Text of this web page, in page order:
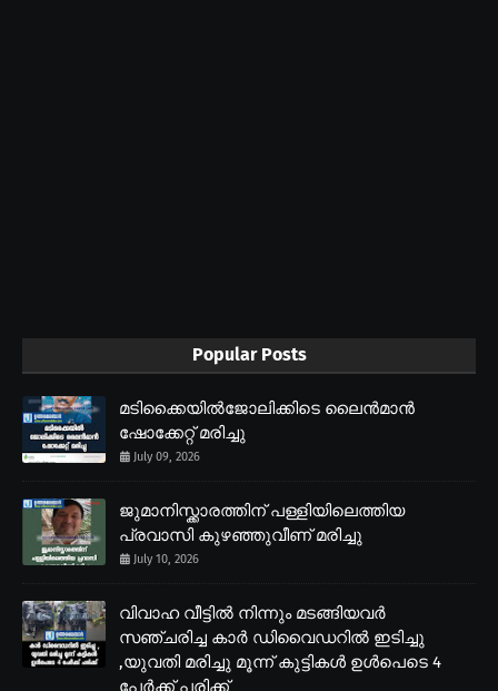
Popular Posts
മടിക്കൈയിൽജോലിക്കിടെ ലൈൻമാൻ
ഷോക്കേറ്റ് മരിച്ചു
July 09, 2026
ജുമാനിസ്ക്കാരത്തിന് പള്ളിയിലെത്തിയ
പ്രവാസി കുഴഞ്ഞുവീണ് മരിച്ചു
July 10, 2026
വിവാഹ വീട്ടിൽ നിന്നും മടങ്ങിയവർ
സഞ്ചരിച്ച കാർ ഡിവൈഡറിൽ ഇടിച്ചു
,യുവതി മരിച്ചു മൂന്ന് കുട്ടികൾ ഉൾപെടെ 4
പേർക്ക് പരിക്ക്